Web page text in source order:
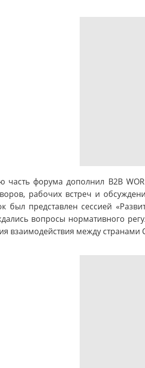
часть форума дополнил B2B
рабочих встреч и
был представлен сессией
вопросы нормативного
взаимодействия между странами